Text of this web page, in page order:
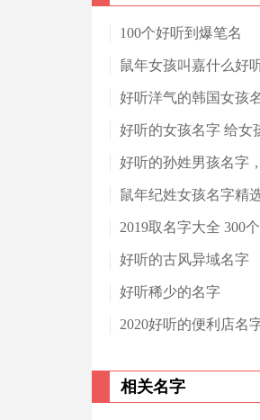
100个好听到爆笔名
鼠年女孩叫嘉什么好
好听洋气的韩国女孩
好听的女孩名字 给女
好听的孙姓男孩名字
鼠年纪姓女孩名字精
2019取名字大全 300
好听的古风异域名字
好听稀少的名字
2020好听的便利店名
相关名字